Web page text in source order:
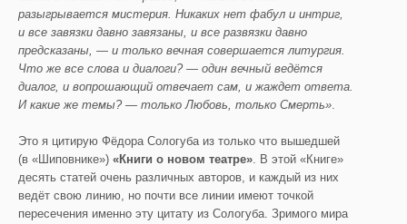
разыгрывается мистерия. Никаких нет фабул и интриг,
и все завязки давно завязаны, и все развязки давно
предсказаны, — и только вечная совершается литургия.
Что же все слова и диалоги? — один вечный ведётся
диалог, и вопрошающий отвечает сам, и жаждет ответа.
И какие же темы? — только Любовь, только Смерть».
Это я цитирую Фёдора Сологуба из только что вышедшей
(в «Шиповнике») «Книги о новом театре». В этой «Книге»
десять статей очень различных авторов, и каждый из них
ведёт свою линию, но почти все линии имеют точкой
пересечения именно эту цитату из Сологуба. Зримого мира